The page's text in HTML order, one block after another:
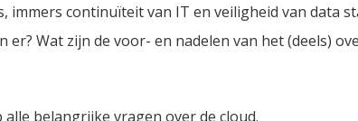
continuïteit van IT en veiligheid van data
er? Wat zijn de voor- en nadelen van het (deels)
belangrijke vragen over de cloud.